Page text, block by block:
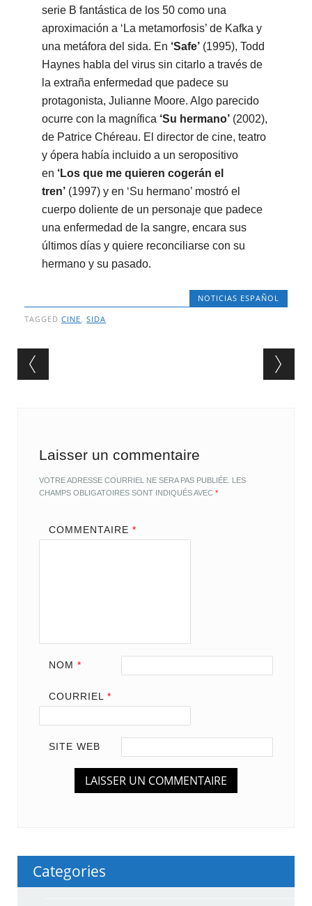
serie B fantástica de los 50 como una
aproximación a ‘La metamorfosis’ de Kafka y
una metáfora del sida. En ‘Safe’(1995), Todd
Haynes habla del virus sin citarlo a través de
la extraña enfermedad que padece su
protagonista, Julianne Moore. Algo parecido
ocurre con la magnífica ‘Su hermano’(2002),
de Patrice Chéreau. El director de cine, teatro
y ópera había incluido a un seropositivo
en ‘Los que me quieren cogerán el
tren’(1997) y en ‘Su hermano’ mostró el
cuerpo doliente de un personaje que padece
una enfermedad de la sangre, encara sus
últimos días y quiere reconciliarse con su
hermano y su pasado.
NOTICIAS ESPAÑOL
TAGGEDCINE,SIDA
Post navigation
Laisser un commentaire
VOTRE ADRESSE COURRIEL NE SERA PAS PUBLIÉE. LES
CHAMPS OBLIGATOIRES SONT INDIQUÉS AVEC*
COMMENTAIRE *
NOM *
COURRIEL *
SITE WEB
Categories